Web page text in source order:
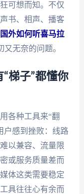
可想而知。不仅
书、相声、播客
国外如何听喜马拉
又无奈的问题。
梯子”都懂你
各种工具来“翻
户感到挫败：线路
以兼容、流量限
或服务质量差而
体这类需要稳定
具往往心有余而